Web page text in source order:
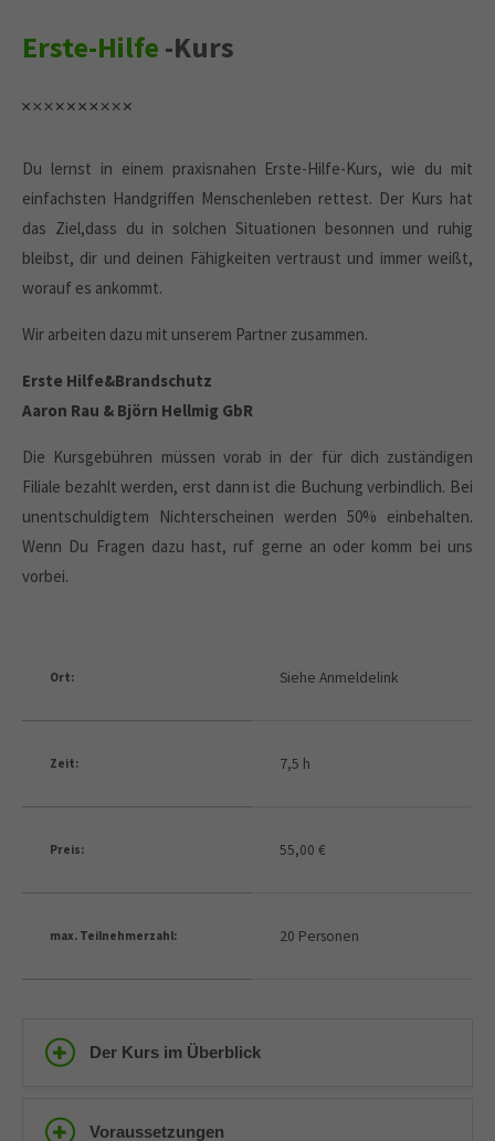
Erste-Hilfe -Kurs
Du lernst in einem praxisnahen Erste-Hilfe-Kurs, wie du mit
einfachsten Handgriffen Menschenleben rettest. Der Kurs hat
das Ziel,dass du in solchen Situationen besonnen und ruhig
bleibst, dir und deinen Fähigkeiten vertraust und immer weißt,
worauf es ankommt.
Wir arbeiten dazu mit unserem Partner zusammen.
Erste Hilfe&Brandschutz
Aaron Rau & Björn Hellmig GbR
Die Kursgebühren müssen vorab in der für dich zuständigen
Filiale bezahlt werden, erst dann ist die Buchung verbindlich. Bei
unentschuldigtem Nichterscheinen werden 50% einbehalten.
Wenn Du Fragen dazu hast, ruf gerne an oder komm bei uns
vorbei.
Ort: Siehe Anmeldelink
Zeit: 7,5 h
Preis: 55,00 €
max. Teilnehmerzahl: 20 Personen
Der Kurs im Überblick
Voraussetzungen